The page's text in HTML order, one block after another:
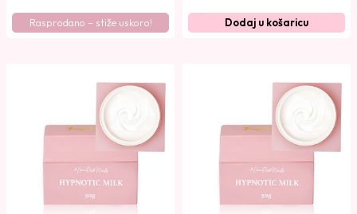
a
r
s
t
i
Rasprodano – stiže uskoro! Dodaj u košaricu